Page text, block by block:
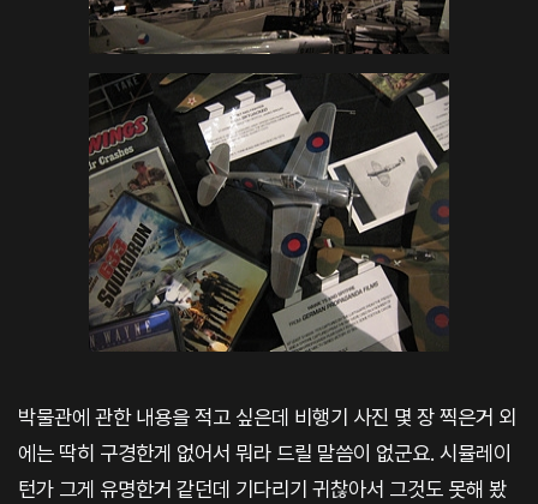
박물관에 관한 내용을 적고 싶은데 비행기 사진 몇 장 찍은거 외
에는 딱히 구경한게 없어서 뭐라 드릴 말씀이 없군요. 시뮬레이
턴가 그게 유명한거 같던데 기다리기 귀찮아서 그것도 못해 봤